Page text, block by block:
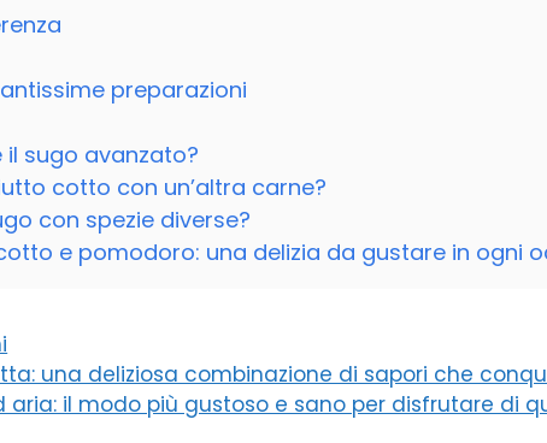
preparazioni
sugo avanzato?
cotto con un’altra carne?
con spezie diverse?
e pomodoro: una delizia da gustare in ogni
una deliziosa combinazione di sapori che
il modo più gustoso e sano per disfrutare di